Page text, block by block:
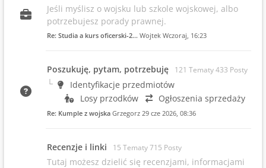
Jeśli myślisz o wojsku lub szkole wojskowej, albo
potrzebujesz porady prawnej.
Re: Studia a kurs oficerski-2… Wojtek Wczoraj, 16:23
Poszukuję, pytam, potrzebuję 121 Tematy 433 Posty
Identyfikacje przedmiotów
Losy przodków
Ogłoszenia sprzedaży
Re: Kumple z wojska Grzegorz 29 cze 2026, 08:36
Recenzje i linki 15 Tematy 715 Posty
Tutaj możesz dzielić się recenzjami, informacjami